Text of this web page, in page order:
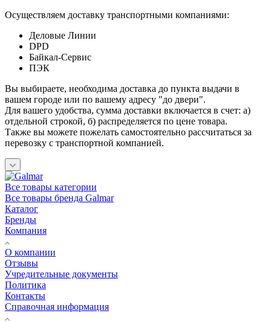
Осуществляем доставку транспортными компаниями:
Деловые Линии
DPD
Байкал-Сервис
ПЭК
Вы выбираете, необходима доставка до пункта выдачи в
вашем городе или по вашему адресу "до двери".
Для вашего удобства, сумма доставки включается в счет: а)
отдельной строкой, б) распределяется по цене товара.
Также вы можете пожелать самостоятельно рассчитаться за
перевозку с транспортной компанией.
Все товары категории
Все товары бренда Galmar
Каталог
Бренды
Компания
О компании
Отзывы
Учредительные документы
Политика
Контакты
Справочная информация